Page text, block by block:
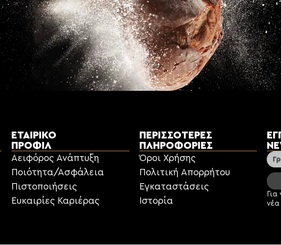
ΕΤΑΙΡΙΚΌ
ΠΡΟΦΊΛ
Αειφόρος Ανάπτυξη
Ποιότητα/Ασφάλεια
Πιστοποιήσεις
Ευκαιρίες Καριέρας
ΠΕΡΙΣΣΌΤΕΡΕΣ
ΠΛΗΡΟΦΟΡΊΕΣ
Όροι Χρήσης
Πολιτική Απορρήτου
Εγκαταστάσεις
Ιστορία